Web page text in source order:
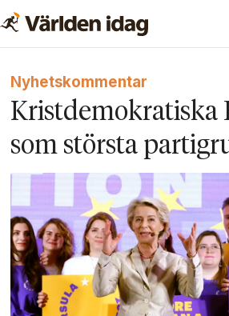
Nyhetskommentar
Kristdemokratiska
som största